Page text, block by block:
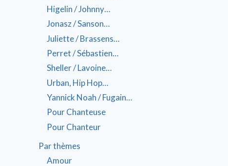
Higelin / Johnny…
Jonasz / Sanson…
Juliette / Brassens…
Perret / Sébastien…
Sheller / Lavoine…
Urban, Hip Hop…
Yannick Noah / Fugain…
Pour Chanteuse
Pour Chanteur
Par thèmes
Amour